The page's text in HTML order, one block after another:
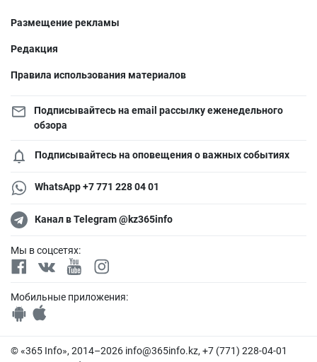
Размещение рекламы
Редакция
Правила использования материалов
Подписывайтесь на email рассылку еженедельного
обзора
Подписывайтесь на оповещения о важных событиях
WhatsApp +7 771 228 04 01
Канал в Telegram @kz365info
Мы в соцсетях:
Мобильные приложения:
© «365 Info», 2014–2026 info@365info.kz, +7 (771) 228-04-01